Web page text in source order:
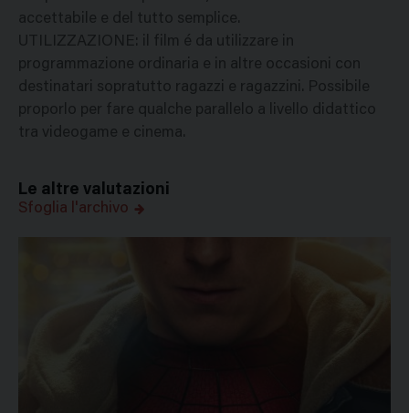
accettabile e del tutto semplice.
UTILIZZAZIONE: il film é da utilizzare in
programmazione ordinaria e in altre occasioni con
destinatari sopratutto ragazzi e ragazzini. Possibile
proporlo per fare qualche parallelo a livello didattico
tra videogame e cinema.
Le altre valutazioni
Sfoglia l'archivo